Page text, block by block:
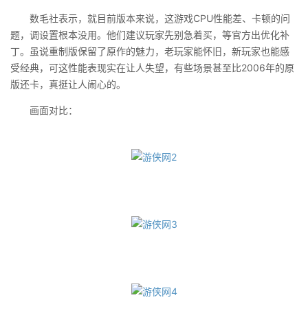
数毛社表示，就目前版本来说，这游戏CPU性能差、卡顿的问
题，调设置根本没用。他们建议玩家先别急着买，等官方出优化补
丁。虽说重制版保留了原作的魅力，老玩家能怀旧，新玩家也能感
受经典，可这性能表现实在让人失望，有些场景甚至比2006年的原
版还卡，真挺让人闹心的。
画面对比：